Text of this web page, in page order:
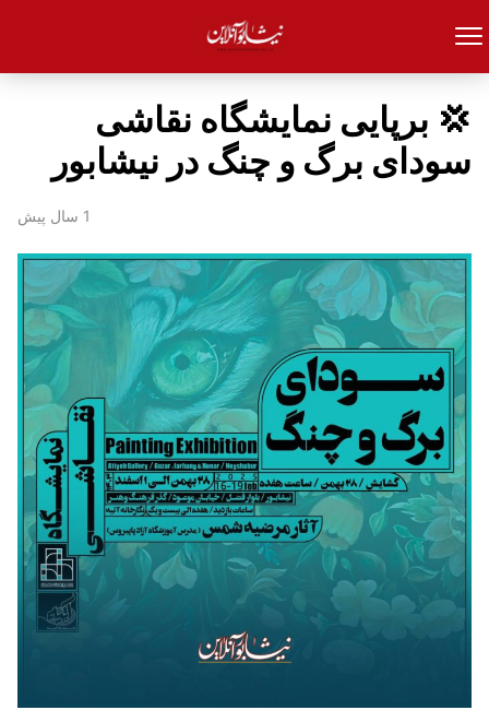
💢 برپایی نمایشگاه نقاشی
سودای برگ و چنگ در نیشابور
1 سال پیش